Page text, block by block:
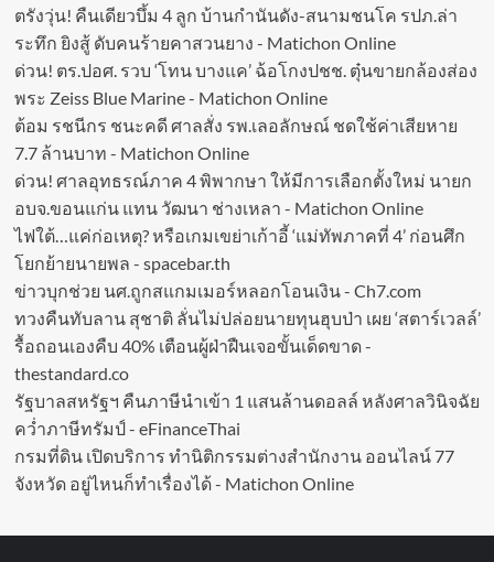
ตรังวุ่น! คืนเดียวบึ้ม 4 ลูก บ้านกำนันดัง-สนามชนโค รปภ.ล่า
ระทึก ยิงสู้ ดับคนร้ายคาสวนยาง - Matichon Online
ด่วน! ตร.ปอศ. รวบ ‘โทน บางแค’ ฉ้อโกงปชช. ตุ๋นขายกล้องส่อง
พระ Zeiss Blue Marine - Matichon Online
ต้อม รชนีกร ชนะคดี ศาลสั่ง รพ.เลอลักษณ์ ชดใช้ค่าเสียหาย
7.7 ล้านบาท - Matichon Online
ด่วน! ศาลอุทธรณ์ภาค 4 พิพากษา ให้มีการเลือกตั้งใหม่ นายก
อบจ.ขอนแก่น แทน วัฒนา ช่างเหลา - Matichon Online
ไฟใต้…แค่ก่อเหตุ? หรือเกมเขย่าเก้าอี้ ‘แม่ทัพภาคที่ 4’ ก่อนศึก
โยกย้ายนายพล - spacebar.th
ข่าวบุกช่วย นศ.ถูกสแกมเมอร์หลอกโอนเงิน - Ch7.com
ทวงคืนทับลาน สุชาติ ลั่นไม่ปล่อยนายทุนฮุบป่า เผย ‘สตาร์เวลล์’
รื้อถอนเองคืบ 40% เตือนผู้ฝ่าฝืนเจอขั้นเด็ดขาด -
thestandard.co
รัฐบาลสหรัฐฯ คืนภาษีนำเข้า 1 แสนล้านดอลล์ หลังศาลวินิจฉัย
คว่ำภาษีทรัมป์ - eFinanceThai
กรมที่ดิน เปิดบริการ ทำนิติกรรมต่างสำนักงาน ออนไลน์ 77
จังหวัด อยู่ไหนก็ทำเรื่องได้ - Matichon Online